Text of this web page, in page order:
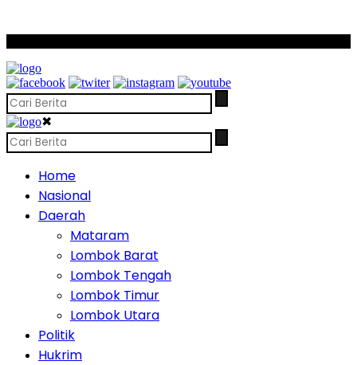
✖
Home
Nasional
Daerah
Mataram
Lombok Barat
Lombok Tengah
Lombok Timur
Lombok Utara
Politik
Hukrim